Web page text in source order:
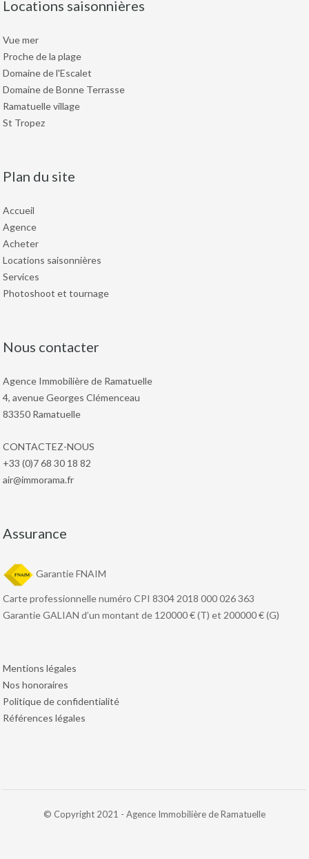
Locations saisonnières
Vue mer
Proche de la plage
Domaine de l'Escalet
Domaine de Bonne Terrasse
Ramatuelle village
St Tropez
Plan du site
Accueil
Agence
Acheter
Locations saisonnières
Services
Photoshoot et tournage
Nous contacter
Agence Immobilière de Ramatuelle
4, avenue Georges Clémenceau
83350 Ramatuelle
CONTACTEZ-NOUS
+33 (0)7 68 30 18 82
air@immorama.fr
Assurance
Garantie FNAIM
Carte professionnelle numéro CPI 8304 2018 000 026 363
Garantie GALIAN d’un montant de 120000 € (T) et 200000 € (G)
Mentions légales
Nos honoraires
Politique de confidentialité
Références légales
© Copyright 2021 - Agence Immobilière de Ramatuelle